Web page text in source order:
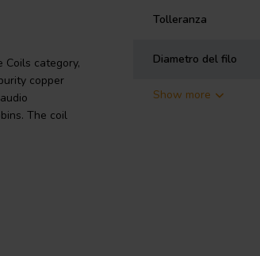
Coils category,
copper
The coil
for
accurate
Tolleranza
Diametro del filo
Show more